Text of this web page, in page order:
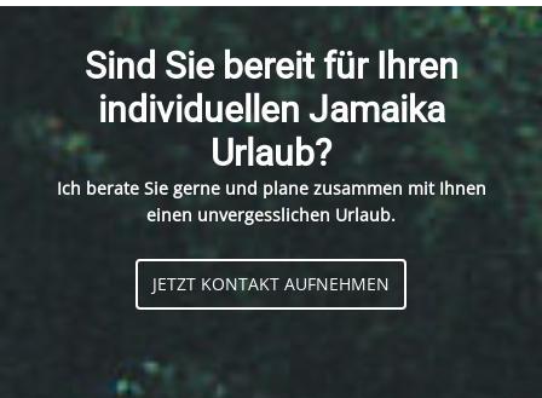
Sind Sie bereit für Ihren
individuellen Jamaika
Urlaub?
Ich berate Sie gerne und plane zusammen mit Ihnen
einen unvergesslichen Urlaub.
JETZT KONTAKT AUFNEHMEN